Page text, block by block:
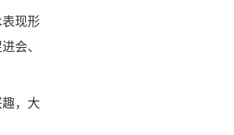
现形
会、
，大